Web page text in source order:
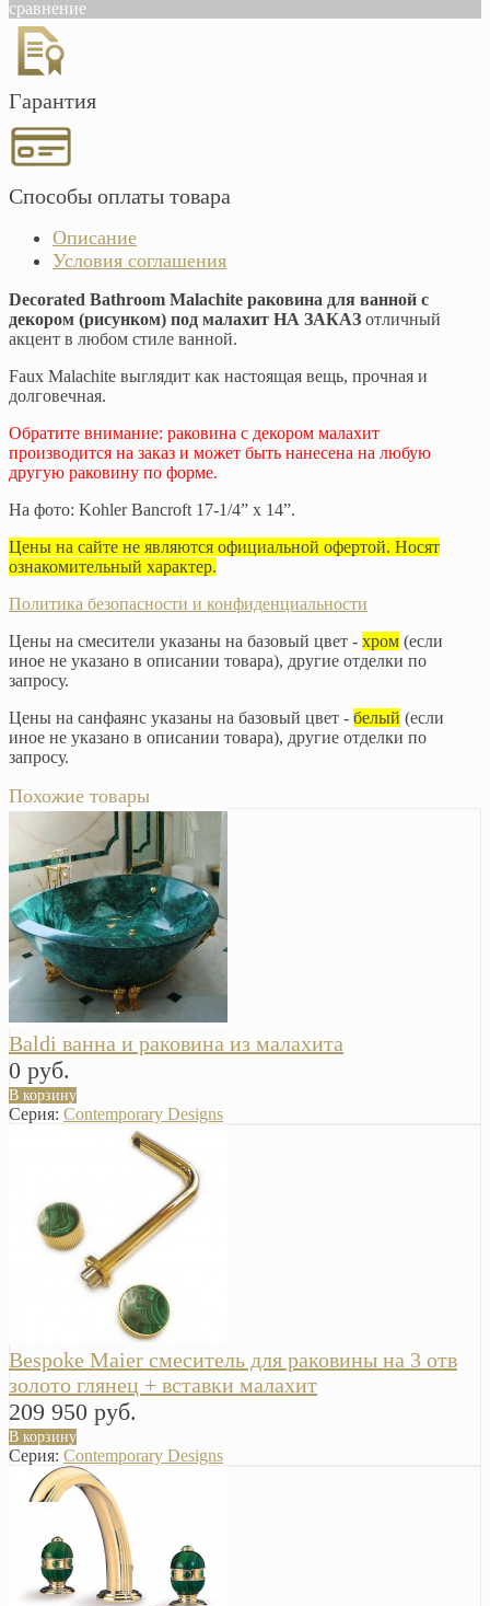
сравнение
Гарантия
Способы оплаты товара
Описание
Условия соглашения
Decorated Bathroom Malachite раковина для ванной с
декором (рисунком) под малахит НА ЗАКАЗ отличный
акцент в любом стиле ванной.
Faux Malachite выглядит как настоящая вещь, прочная и
долговечная.
Обратите внимание: раковина с декором малахит
производится на заказ и может быть нанесена на любую
другую раковину по форме.
На фото: Kohler Bancroft 17-1/4” x 14”.
Цены на сайте не являются официальной офертой. Носят
ознакомительный характер.
Политика безопасности и конфиденциальности
Цены на смесители указаны на базовый цвет - хром (если
иное не указано в описании товара), другие отделки по
запросу.
Цены на санфаянс указаны на базовый цвет - белый (если
иное не указано в описании товара), другие отделки по
запросу.
Похожие товары
Baldi ванна и раковина из малахита
0 руб.
В корзину
Серия: Contemporary Designs
Bespoke Maier смеситель для раковины на 3 отв
золото глянец + вставки малахит
209 950 руб.
В корзину
Серия: Contemporary Designs